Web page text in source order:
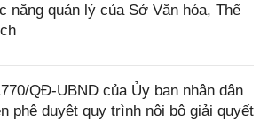
năng quản lý của Sở Văn hóa, Thể
QĐ-UBND của Ủy ban nhân dân
phê duyệt quy trình nội bộ giải quyết